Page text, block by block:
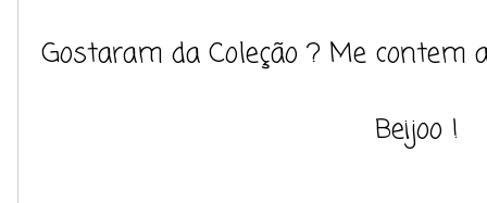
Gostaram da Coleção ? Me contem
Beijoo !